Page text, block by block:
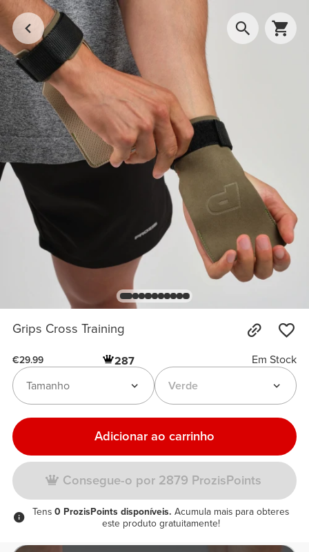
Grips Cross Training
€29.99 287
Em Stock
Verde
Tamanho
Adicionar ao carrinho
Consegue-o por 2879 ProzisPoints
Tens 0 ProzisPoints disponíveis. Acumula mais para obteres
este produto gratuitamente!